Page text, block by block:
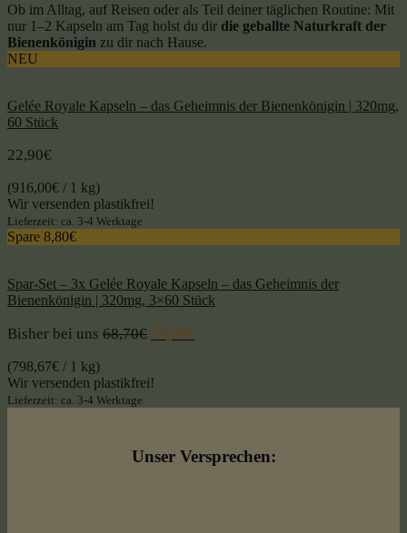
Ob im Alltag, auf Reisen oder als Teil deiner täglichen Routine: Mit
nur 1–2 Kapseln am Tag holst du dir die geballte Naturkraft der
Bienenkönigin zu dir nach Hause.
NEU
Gelée Royale Kapseln – das Geheimnis der Bienenkönigin | 320mg,
60 Stück
22,90€
(916,00€ / 1 kg)
Wir versenden plastikfrei!
Lieferzeit: ca. 3-4 Werktage
Spare 8,80€
Spar-Set – 3x Gelée Royale Kapseln – das Geheimnis der
Bienenkönigin | 320mg, 3×60 Stück
Bisher bei uns 68,70€ 59,90€
(798,67€ / 1 kg)
Wir versenden plastikfrei!
Lieferzeit: ca. 3-4 Werktage
Unser Versprechen: